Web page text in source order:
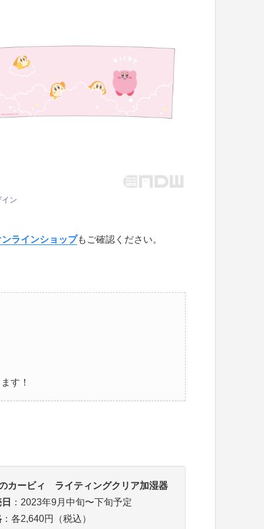
ン
ラインショップもご確認ください。
す！
カービィ ライティングクリア加湿器
：2023年9月中旬〜下旬予定
：各2,640円（税込）